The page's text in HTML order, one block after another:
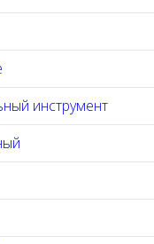
инструмент